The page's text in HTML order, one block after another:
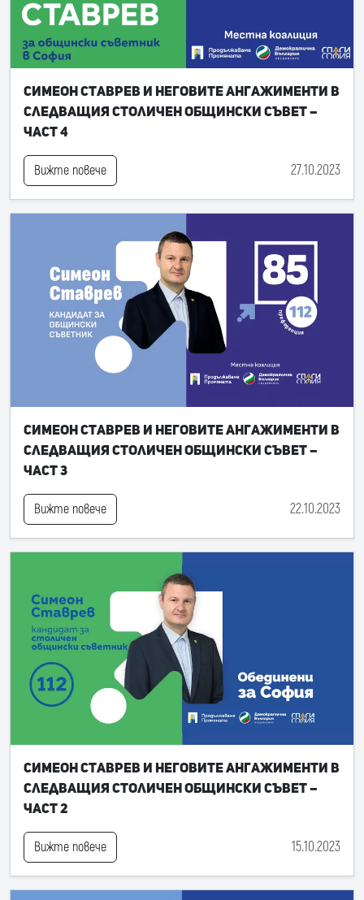
Симеон Ставрев и неговите ангажименти в
следващия Столичен общински съвет –
част 4
Вижте повече 27.10.2023
Симеон Ставрев и неговите ангажименти в
следващия Столичен общински съвет –
част 3
Вижте повече 22.10.2023
Симеон Ставрев и неговите ангажименти в
следващия Столичен общински съвет –
част 2
Вижте повече 15.10.2023